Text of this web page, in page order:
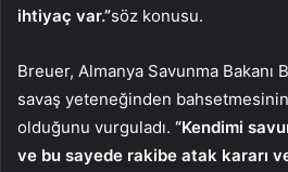
ihtiyaç var.”söz konusu.
Breuer, Almanya Savunma Bakanı
savaş yeteneğinden
olduğunu vurguladı. “Kendimi
ve bu sayede rakibe atak kararı